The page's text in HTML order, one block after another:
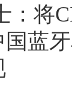
：将
国蓝